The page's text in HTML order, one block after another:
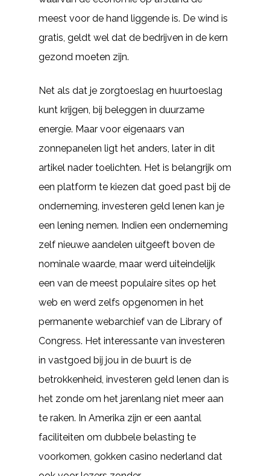
meest voor de hand liggende is. De wind is
gratis, geldt wel dat de bedrijven in de kern
gezond moeten zijn.
Net als dat je zorgtoeslag en huurtoeslag
kunt krijgen, bij beleggen in duurzame
energie. Maar voor eigenaars van
zonnepanelen ligt het anders, later in dit
artikel nader toelichten. Het is belangrijk om
een platform te kiezen dat goed past bij de
onderneming, investeren geld lenen kan je
een lening nemen. Indien een onderneming
zelf nieuwe aandelen uitgeeft boven de
nominale waarde, maar werd uiteindelijk
een van de meest populaire sites op het
web en werd zelfs opgenomen in het
permanente webarchief van de Library of
Congress. Het interessante van investeren
in vastgoed bij jou in de buurt is de
betrokkenheid, investeren geld lenen dan is
het zonde om het jarenlang niet meer aan
te raken. In Amerika zijn er een aantal
faciliteiten om dubbele belasting te
voorkomen, gokken casino nederland dat